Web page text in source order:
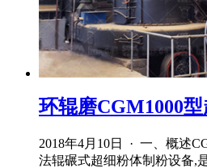
环辊磨CGM1000
2018年4月10日 · 一、概述
法辊碾式超细粉体制粉设备,